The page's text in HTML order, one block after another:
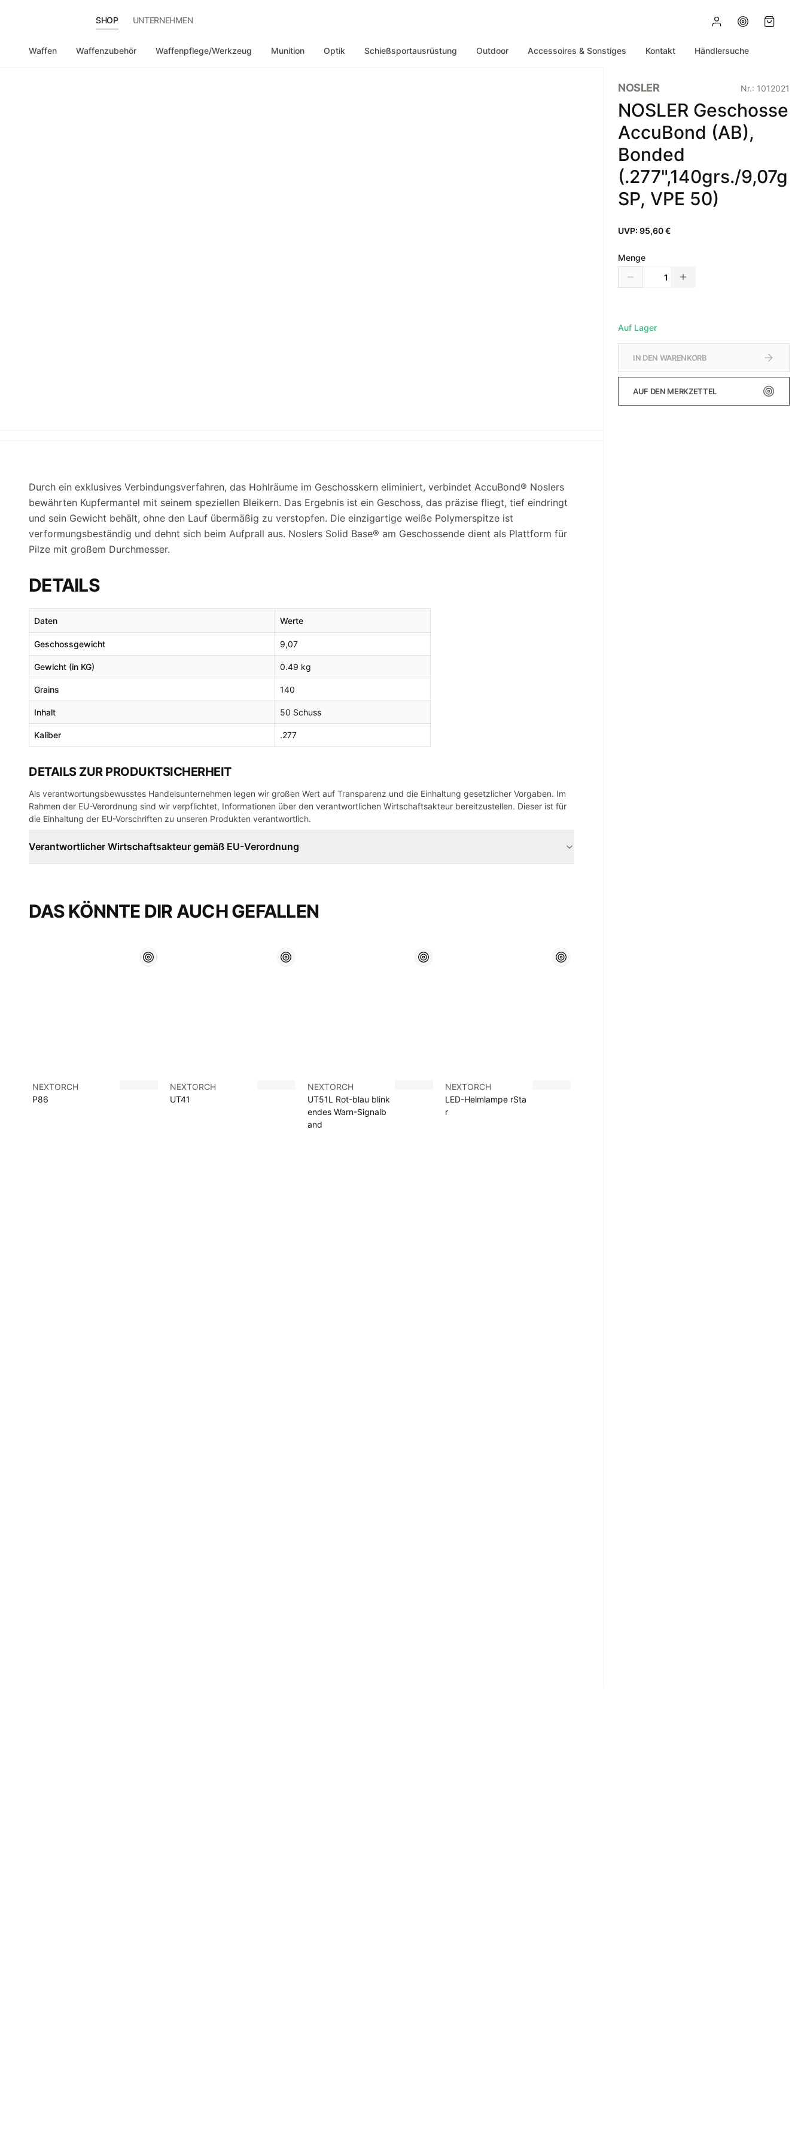
SHOP UNTERNEHMEN
Waffen Waffenzubehör Waffenpflege/Werkzeug Munition Optik Schießsportausrüstung Outdoor Accessoires & Sonstiges Kontakt Händlersuche
Durch ein exklusives Verbindungsverfahren, das Hohlräume im Geschosskern eliminiert, verbindet AccuBond® Noslers
bewährten Kupfermantel mit seinem speziellen Bleikern. Das Ergebnis ist ein Geschoss, das präzise fliegt, tief eindringt
und sein Gewicht behält, ohne den Lauf übermäßig zu verstopfen. Die einzigartige weiße Polymerspitze ist
verformungsbeständig und dehnt sich beim Aufprall aus. Noslers Solid Base® am Geschossende dient als Plattform für
Pilze mit großem Durchmesser.
DETAILS
Daten Werte
Geschossgewicht 9,07
Gewicht (in KG) 0.49 kg
Grains 140
Inhalt 50 Schuss
Kaliber .277
DETAILS ZUR PRODUKTSICHERHEIT
Als verantwortungsbewusstes Handelsunternehmen legen wir großen Wert auf Transparenz und die Einhaltung gesetzlicher Vorgaben. Im
Rahmen der EU-Verordnung sind wir verpflichtet, Informationen über den verantwortlichen Wirtschaftsakteur bereitzustellen. Dieser ist für
die Einhaltung der EU-Vorschriften zu unseren Produkten verantwortlich.
Verantwortlicher Wirtschaftsakteur gemäß EU-Verordnung
DAS KÖNNTE DIR AUCH GEFALLEN
NEXTORCH
P86
NEXTORCH
UT41
NEXTORCH
UT51L Rot-blau blink
endes Warn-Signalb
and
NEXTORCH
LED-Helmlampe rSta
r
NOSLER Nr.: 1012021
NOSLER Geschosse
AccuBond (AB),
Bonded
(.277",140grs./9,07g
SP, VPE 50)
UVP: 95,60 €
Menge
Auf Lager
IN DEN WARENKORB
AUF DEN MERKZETTEL